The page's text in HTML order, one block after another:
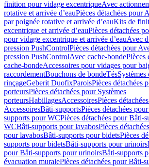
finition pour vidage excentriqueAvec
rotative et arrivée d’eauPièces détachées pour
par poignée rotative et arrivée d’eauKits de
excentrique et arrivée d’eauPièces détachées
pour vidage excentrique et arrivée d’eauAvec
pression PushControlPièces détachées pour
pression PushControlAvec cache-bondePièces
cache-bondeAccessoires pour vidages pour
raccordementBouchons de bondeTésSystèmes
rinçageGeberit DuofixParoisPièces détachées
porteursPièces détachées pour Systèmes
porteursHabillagesAccessoiresPièces
AccessoiresBâti-supportsPièces détachées
supports pour WCPièces détachées pour Bâti-
WCBâti-supports pour lavabosPièces
pour lavabosBâti-supports pour bidetsPièces
supports pour bidetsBâti-supports pour urinoirs
pour Bâti-supports pour urinoirsBâti-supports
évacuation muralePièces détachées pour Bâti-